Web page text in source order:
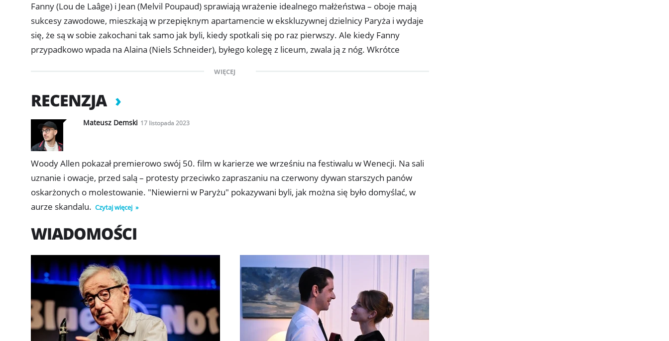
Fanny (Lou de Laâge) i Jean (Melvil Poupaud) sprawiają wrażenie idealnego małżeństwa – oboje mają
sukcesy zawodowe, mieszkają w przepięknym apartamencie w ekskluzywnej dzielnicy Paryża i wydaje
się, że są w sobie zakochani tak samo jak byli, kiedy spotkali się po raz pierwszy. Ale kiedy Fanny
przypadkowo wpada na Alaina (Niels Schneider), byłego kolegę z liceum, zwala ją z nóg. Wkrótce
WIĘCEJ
RECENZJA
Mateusz Demski 17 listopada 2023
Woody Allen pokazał premierowo swój 50. film w karierze we wrześniu na festiwalu w Wenecji. Na sali
uznanie i owacje, przed salą – protesty przeciwko zapraszaniu na czerwony dywan starszych panów
oskarżonych o molestowanie. "Niewierni w Paryżu" pokazywani byli, jak można się było domyślać, w
aurze skandalu. Czytaj więcej
WIADOMOŚCI